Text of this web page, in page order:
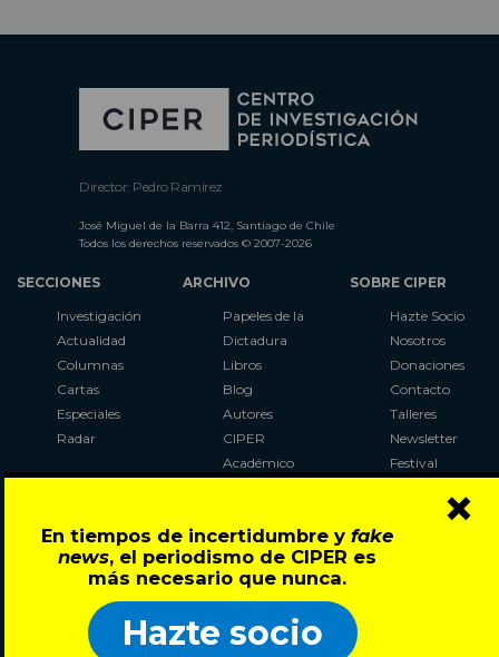
En tiempos de incertidumbre y fake
news, el periodismo de CIPER es
más necesario que nunca.
Hazte socio
×
Director: Pedro Ramírez
José Miguel de la Barra 412, Santiago de Chile
Todos los derechos reservados © 2007-2026
SECCIONES
Investigación
Actualidad
Columnas
Cartas
Especiales
Radar
ARCHIVO
Papeles de la
Dictadura
Libros
Blog
Autores
CIPER
Académico
Al Plebiscito
con CIPER
SOBRE CIPER
Hazte Socio
Nosotros
Donaciones
Contacto
Talleres
Newsletter
Festival